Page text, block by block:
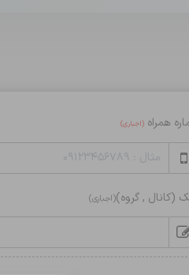
همراه (اجباری)
(کانال , گروه)(اجباری)